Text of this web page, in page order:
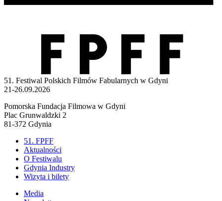
51. Festiwal Polskich Filmów Fabularnych w Gdyni
21-26.09.2026
Pomorska Fundacja Filmowa w Gdyni
Plac Grunwaldzki 2
81-372 Gdynia
51. FPFF
Aktualności
O Festiwalu
Gdynia Industry
Wizyta i bilety
Media